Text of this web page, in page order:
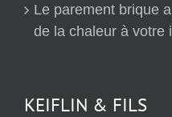
Le parement brique
de la chaleur à votre
KEIFLIN & FILS